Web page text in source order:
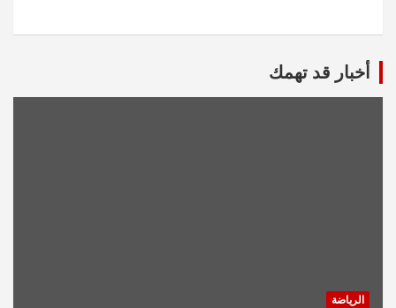
أخبار قد تهمك
الرياضة